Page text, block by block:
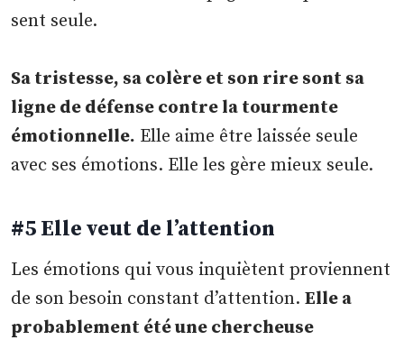
sent seule.
Sa tristesse, sa colère et son rire sont sa
ligne de défense contre la tourmente
émotionnelle. Elle aime être laissée seule
avec ses émotions. Elle les gère mieux seule.
#5 Elle veut de l’attention
Les émotions qui vous inquiètent proviennent
de son besoin constant d’attention.Elle a
probablement été une chercheuse